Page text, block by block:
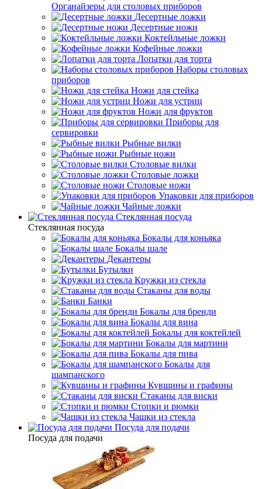
Органайзеры для столовых приборов
Десертные ложки
Десертные ножи
Коктейльные ложки
Кофейные ложки
Лопатки для торта
Наборы столовых
приборов
Ножи для стейка
Ножи для устриц
Ножи для фруктов
Приборы для
сервировки
Рыбные вилки
Рыбные ножи
Столовые вилки
Столовые ложки
Столовые ножи
Упаковки для приборов
Чайные ложки
Стеклянная посуда
Стеклянная посуда
Бокалы для коньяка
Бокалы шале
Декантеры
Бутылки
Кружки из стекла
Стаканы для воды
Банки
Бокалы для бренди
Бокалы для вина
Бокалы для коктейлей
Бокалы для мартини
Бокалы для пива
Бокалы для
шампанского
Кувшины и графины
Стаканы для виски
Стопки и рюмки
Чашки из стекла
Посуда для подачи
Посуда для подачи